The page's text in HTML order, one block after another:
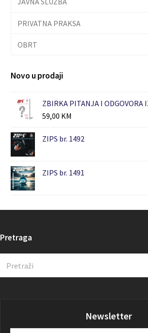
PRIVATNA PRAKSA
OBRT
Novo u prodaji
ZBIRKA PITANJA I ODGOVORA
59,00 KM
ZIPS br. 1492
ZIPS br. 1491
Pretraga
Newsletter